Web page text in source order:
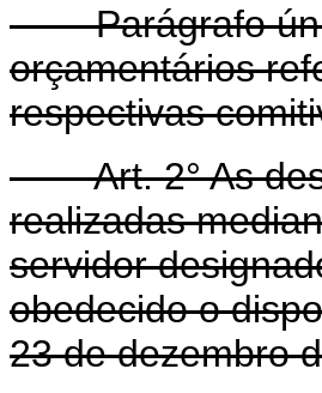
Parágrafo
orçamentários
respectivas
Art. 2° As
realizadas
servidor
obedecido o
23 de dezembro